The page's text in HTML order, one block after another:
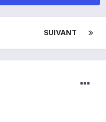
SUIVANT